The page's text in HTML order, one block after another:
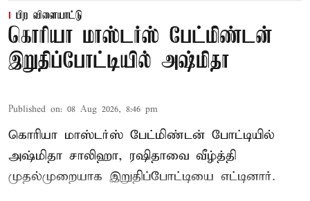
பிற விளையாட்டு
கொரியா மாஸ்டர்ஸ் பேட்மிண்டன்
இறுதிப்போட்டியில் அஷ்மிதா
Published on: 08 Aug 2026, 8:46 pm
கொரியா மாஸ்டர்ஸ் பேட்மிண்டன் போட்டியில்
அஷ்மிதா சாலிஹா, ரஷிதாவை வீழ்த்தி
முதல்முறையாக இறுதிப்போட்டியை எட்டினார்.